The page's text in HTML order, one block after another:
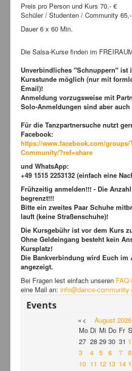
Preis pro Person und Kurs 70.- €
Schüler / Studenten / Community
Dauer 6 x 60 Min.
Die Salsa-Kurse finden im
Unverbindliches "Schnuppern" ist
Kursstunde möglich (nur mit
Email)!
Anmeldung vorzugsweise mit
Solo-Anmeldungen sind aber
Für die Tanzpartnersuche nutzt
Facebook:
https://www.facebook.com/groups/
Community/?ref=share
und WhatsApp:
+49 1515 2253132 (einfach eine
Frühzeitig anmelden!!! - Die
begrenzt!!!
Bitte ein zweites Paar Schuhe
lauft (keine Straßenschuhe)!
Die Kursgebühr ist vor dem Kurs
Ohne Geldeingang besteht kein
Kursplatz!
Die Bankverbindung wird Euch im
angezeigt.
Bei Fragen lest einfach unseren
eine Mail an: info@dance-
Events
« < August 2026
Mo Di Mi Do Fr
27 28 29 30 31 1
3
4 5 6 7 8
10 11 12 13 14